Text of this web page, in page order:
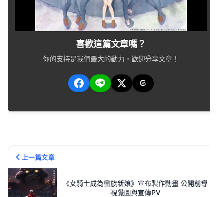
喜歡這篇文章嗎？
你的支持是我們最大的動力，歡迎分享文章！
上一篇文章
《女騎士成為蠻族新娘》宣布製作動畫 公開前導
視覺圖與宣傳PV